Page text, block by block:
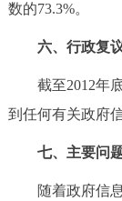
数的73.3%。
六、行政复议
截至2012年底
到任何有关政府
七、主要问题
随着政府信息